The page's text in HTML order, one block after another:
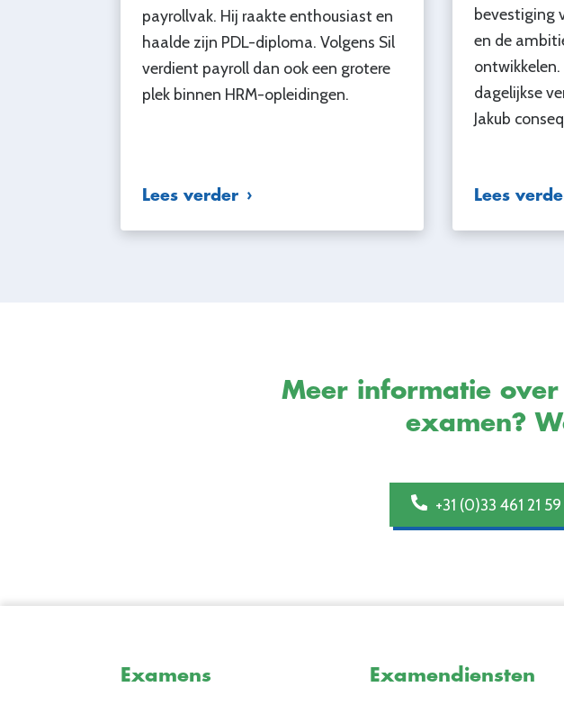
payrollvak. Hij raakte enthousiast en
haalde zijn PDL-diploma. Volgens Sil
verdient payroll dan ook een grotere
plek binnen HRM-opleidingen.
Lees verder
bevestiging
en de
dagelijkse
Jakub
Lees
Meer informatie
examen?
+31 (0)33 461 21 59
Examens Examendiensten